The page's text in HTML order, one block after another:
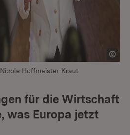
Hoffmeister-Kraut
für die Wirtschaft
was Europa jetzt